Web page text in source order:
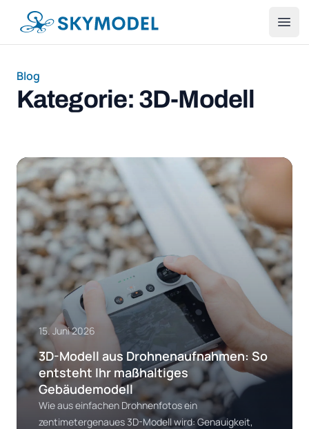
SKYMODEL
Blog
Kategorie: 3D-Modell
15. Juni 2026
3D-Modell aus Drohnenaufnahmen: So
entsteht Ihr maßhaltiges
Gebäudemodell
Wie aus einfachen Drohnenfotos ein
zentimetergenaues 3D-Modell wird: Genauigkeit,